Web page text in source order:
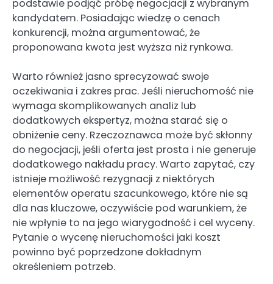
podstawie podjąć próbę negocjacji z wybranym
kandydatem. Posiadając wiedzę o cenach
konkurencji, można argumentować, że
proponowana kwota jest wyższa niż rynkowa.
Warto również jasno sprecyzować swoje
oczekiwania i zakres prac. Jeśli nieruchomość nie
wymaga skomplikowanych analiz lub
dodatkowych ekspertyz, można starać się o
obniżenie ceny. Rzeczoznawca może być skłonny
do negocjacji, jeśli oferta jest prosta i nie generuje
dodatkowego nakładu pracy. Warto zapytać, czy
istnieje możliwość rezygnacji z niektórych
elementów operatu szacunkowego, które nie są
dla nas kluczowe, oczywiście pod warunkiem, że
nie wpłynie to na jego wiarygodność i cel wyceny.
Pytanie o wycenę nieruchomości jaki koszt
powinno być poprzedzone dokładnym
określeniem potrzeb.